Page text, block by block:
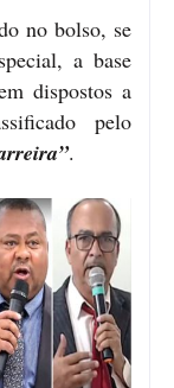
no bolso, se
a base
dispostos a
pelo
.